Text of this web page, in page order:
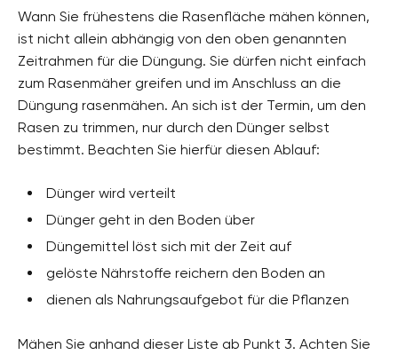
Wann Sie frühestens die Rasenfläche mähen können,
ist nicht allein abhängig von den oben genannten
Zeitrahmen für die Düngung. Sie dürfen nicht einfach
zum Rasenmäher greifen und im Anschluss an die
Düngung rasenmähen. An sich ist der Termin, um den
Rasen zu trimmen, nur durch den Dünger selbst
bestimmt. Beachten Sie hierfür diesen Ablauf:
Dünger wird verteilt
Dünger geht in den Boden über
Düngemittel löst sich mit der Zeit auf
gelöste Nährstoffe reichern den Boden an
dienen als Nahrungsaufgebot für die Pflanzen
Mähen Sie anhand dieser Liste ab Punkt 3. Achten Sie